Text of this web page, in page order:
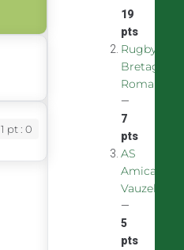
1 pt : 0
19
pts
Rugby
Bretagne
Romantique
—
7
pts
AS
Amicale
Vauzelles
—
5
pts